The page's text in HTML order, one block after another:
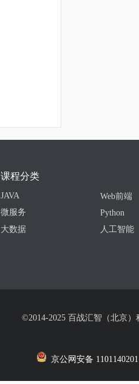
课程分类
JAVA
微服务
大数据
Web前端
Python
人工智能
©2014-2025 百战汇智（北京
京公网安备